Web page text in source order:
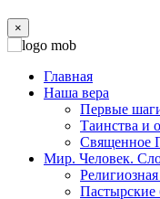
×
Главная
Наша вера
Первые
Таинства и
Священное
Мир. Человек.
Пастырские